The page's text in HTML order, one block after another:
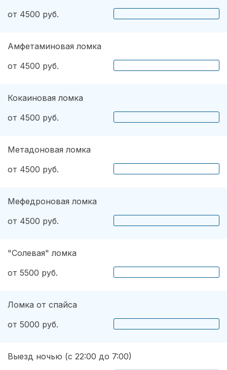
от 4500 руб.
Амфетаминовая ломка
от 4500 руб.
Кокаиновая ломка
от 4500 руб.
Метадоновая ломка
от 4500 руб.
Мефедроновая ломка
от 4500 руб.
"Солевая" ломка
от 5500 руб.
Ломка от спайса
от 5000 руб.
Выезд ночью (с 22:00 до 7:00)